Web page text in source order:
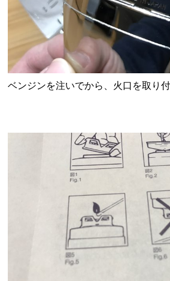
ベンジンを注いでから、火口を取り